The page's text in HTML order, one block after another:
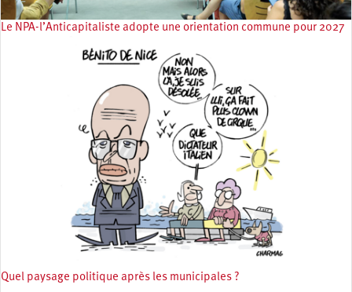
Le NPA-l’Anticapitaliste adopte une orientation commune pour 2027
Quel paysage politique après les municipales ?